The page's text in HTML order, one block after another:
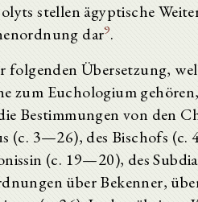
stellen ägyptische
dar9.
folgenden Übersetzung,
zum Euchologium
Bestimmungen von den
(c. 3—26), des Bischofs (c.
(c. 19—20), des
über Bekenner,